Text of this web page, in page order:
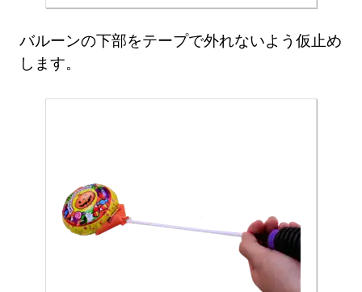
バルーンの下部をテープで外れないよう仮止め
します。